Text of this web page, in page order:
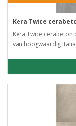
Kera Twice
Kera Twice cerabeton
van hoogwaardig